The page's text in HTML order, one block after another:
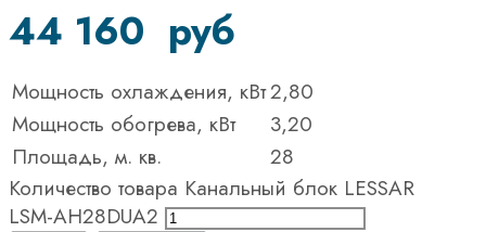
44 160 руб
Мощность охлаждения, кВт2,80
Мощность обогрева, кВт
3,20
Площадь, м. кв.
28
Количество товара Канальный блок LESSAR
LSM-AH28DUA2